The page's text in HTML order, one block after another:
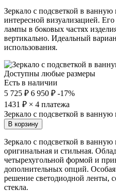
Зеркало с подсветкой в
интересной визуализацией.
лампы в боковых частях
вертикально. Идеальный
использования.
Доступны любые размеры
Есть в наличии
5 725 ₽ 6 950 ₽ -17%
1431 ₽ × 4 платежа
Зеркало с подсветкой в ванную
В корзину
Зеркало с подсветкой в ванную
оригинальная и стильная.
четырехугольной формой и
дополнительных опций.
решение светодиодной ленты,
стекла.